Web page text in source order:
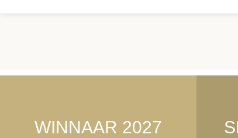
WINNAAR 2027